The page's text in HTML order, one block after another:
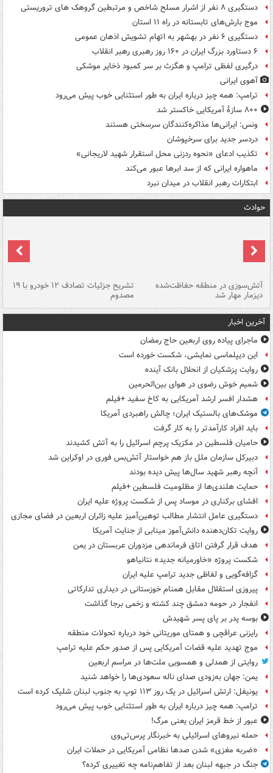
دستگیری ۸ نفر از اشرار مسلح شاخص و مرتبطین گروهک های تروریستی
موج بارش‌های تابستانه در راه ۱۱ استان
دستگیری ۶ نفر در بهشهر به اتهام تشویش اذهان عمومی
۶ دستاورد بزرگ ایران در ۱۶۰ روز رهبری رهبر انقلاب
درگیری لفظی ترامپ و هگزث بر سر کمبود ذخایر موشکی
آهوی ایرانی
ترامپ: همه چیز درباره ایران به طور استثنایی خوب پیش می‌رود
۸۰۰ سازۀ آمریکایی خاکستر شد
ونس: ایرانی‌ها مذاکره‌کنندگان سرسختی هستند
دردسر جدید برای سرخپوشان
تکذیب ادعای «نحوه ردزنی محل استقرار شهید لاریجانی»
ماهواره ایرانی که از سد ابرها عبور می‌کند
ابتکارات رهبر انقلاب در میدان نبرد
حوادث
آتش‌سوزی در منطقه حفاظت‌شده
دیزمار مهار شد
تشریح جزئیات تصادف ۱۲ خودرو با ۱۹
مصدوم
آخرین اخبار
ماجرای پیاده روی اربعین حاج رمضان
این دیپلماسی نمایشی، شکست خورده است
روایت پزشکیان از انحلال بانک آینده
شمیم خوش رضوی در هوای بین‌الحرمین
هشدار افسر ارشد آمریکایی به کاخ سفید +فیلم
موشک‌های بالستیک ایران؛ چالش راهبردی آمریکا
باید افراد کارآمدتر را به کار گرفت
حامیان فلسطین در مکزیک پرچم اسرائیل را به آتش کشیدند
دبیرکل سازمان ملل باز هم خواستار آتش‌بس فوری در اوکراین شد
آنچه رهبر شهید سال‌ها پیش دیده بودند
حمایت هلندی‌ها از مظلومیت فلسطین +فیلم
افشای برکناری در موساد پس از شکست پروژه علیه ایران
دستگیری عامل انتشار مطالب توهین‌آمیز علیه زائران اربعین در فضای مجازی
روایت تکان‌دهنده دانش‌آموز مینابی از جنایت آمریکا
هدف قرار گرفتن اتاق‌ فرماندهی مزدوران عربستان در یمن
شکست پروژه «خاورمیانه جدید» نتانیاهو
گزافه‌گویی و لفاظی جدید ترامپ علیه ایران
پیروزی استقلال مقابل همنام خوزستانی در دیداری تدارکاتی
انفجار در حومه دمشق چند کشته و زخمی برجا گذاشت
بوسه‌ پدر بر پای پسر شهیدش
رایزنی عراقچی و همتای موریتانی خود درباره تحولات منطقه
موج تهدید علیه قضات آمریکایی پس از صدور حکم علیه ترامپ
روایتی از همدلی و همسویی ملت‌ها در مراسم اربعین
یمن: جهان به‌زودی صدای ناله سعودی‌ها را خواهد شنید
یونیفل: ارتش اسرائیل در یک روز ۱۱۳ توپ به جنوب لبنان شلیک کرده است
ترامپ: همه چیز درباره ایران به طور استثنایی خوب پیش می‌رود
عبور از خط قرمز ایران یعنی مرگ!
حمله نیروهای اسرائیلی به خبرنگار پرس‌تی‌وی
«ضربه مغزی» شدن صدها نظامی آمریکایی در حملات ایران
جنگ در جبهه لبنان بعد از تفاهم‌نامه چه تغییری کرده؟